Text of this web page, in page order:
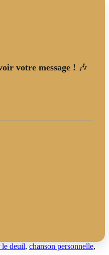
votre message ! 🎶
le deuil, chanson personnelle,